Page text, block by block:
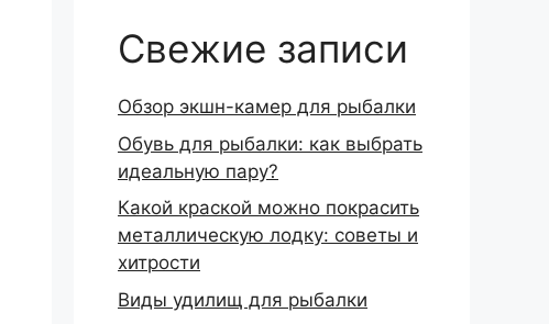
Свежие записи
Обзор экшн-камер для рыбалки
Обувь для рыбалки: как выбрать
идеальную пару?
Какой краской можно покрасить
металлическую лодку: советы и
хитрости
Виды удилищ для рыбалки